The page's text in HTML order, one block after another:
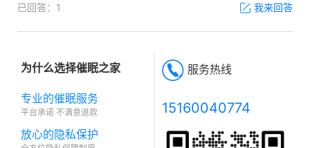
已回答：1
我来回答
为什么选择催眠之家
专业的催眠服务
平台承诺 不满意退款
放心的隐私保护
服务热线
15160040774